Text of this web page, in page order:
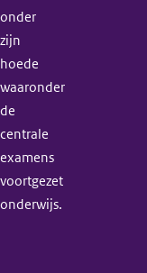
onder
zijn
hoede
waaronder
de
centrale
examens
voortgezet
onderwijs.